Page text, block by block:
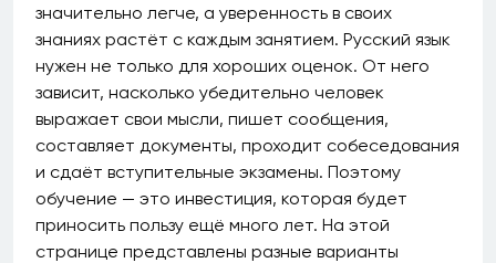
значительно легче, а уверенность в своих
знаниях растёт с каждым занятием. Русский язык
нужен не только для хороших оценок. От него
зависит, насколько убедительно человек
выражает свои мысли, пишет сообщения,
составляет документы, проходит собеседования
и сдаёт вступительные экзамены. Поэтому
обучение — это инвестиция, которая будет
приносить пользу ещё много лет. На этой
странице представлены разные варианты